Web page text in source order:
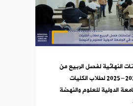
النهائية لفصل الربيع من
العام الدراسي 2024-2025 لطلاب الكليات
الدولية للعلوم والنهضة